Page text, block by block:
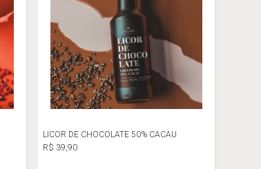
LICOR DE CHOCOLATE 50% CACAU
R$ 39,90